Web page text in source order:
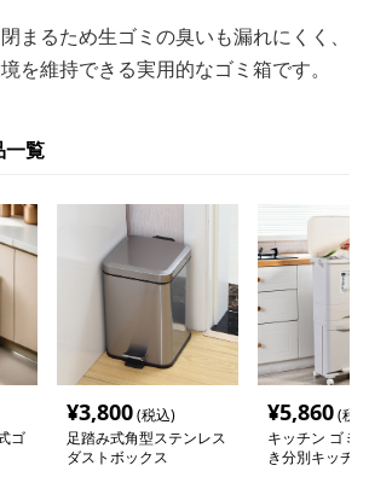
まるため生ゴミの臭いも漏れにくく、
を維持できる実用的なゴミ箱です。
一覧
ゴ
¥3,800(税込)
足踏み式角型ステンレス
ダストボックス
¥5,860(税
キッチン ゴミ
き分別キッチ